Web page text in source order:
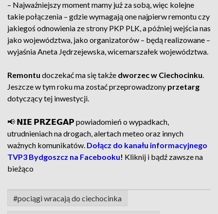
– Najważniejszy moment mamy już za sobą, więc kolejne
takie połączenia – gdzie wymagają one najpierw remontu czy
jakiegoś odnowienia ze strony PKP PLK, a później wejścia nas
jako województwa, jako organizatorów – będą realizowane –
wyjaśnia Aneta Jędrzejewska, wicemarszałek województwa.
Remontu doczekać ma się także dworzec w Ciechocinku.
Jeszcze w tym roku ma zostać przeprowadzony przetarg
dotyczący tej inwestycji.
📢 𝗡𝗜𝗘 𝗣𝗥𝗭𝗘𝗚𝗔𝗣 powiadomień o wypadkach,
utrudnieniach na drogach, alertach meteo oraz innych
ważnych komunikatów. Dołącz do kanału informacyjnego
TVP3 Bydgoszcz na Facebooku! Kliknij i bądź zawsze na
bieżąco
#pociągi wracają do ciechocinka